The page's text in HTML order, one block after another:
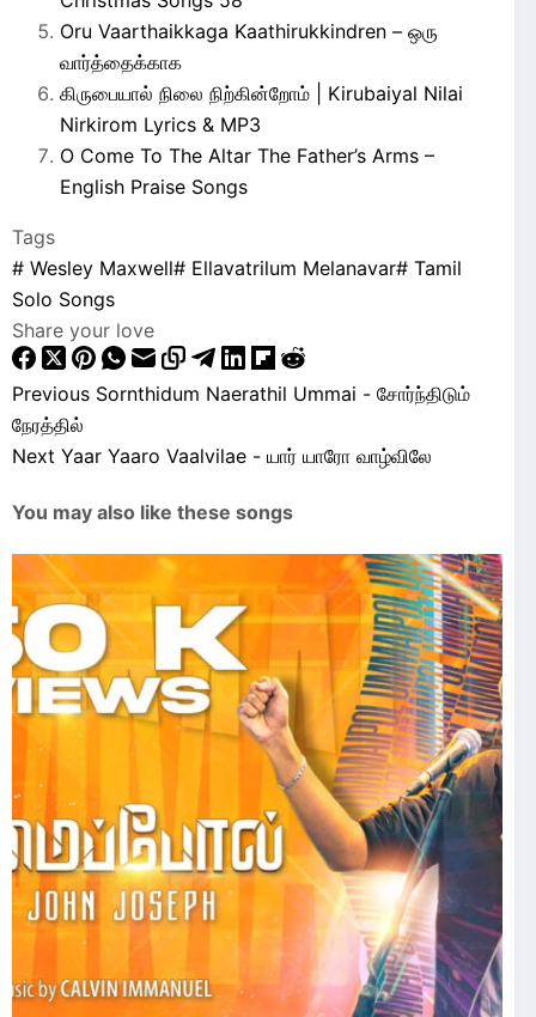
Oru Vaarthaikkaga Kaathirukkindren – ஒரு
வார்த்தைக்காக
கிருபையால் நிலை நிற்கின்றோம் | Kirubaiyal Nilai
Nirkirom Lyrics & MP3
O Come To The Altar The Father’s Arms –
English Praise Songs
Tags
# Wesley Maxwell# Ellavatrilum Melanavar# Tamil
Solo Songs
Share your love
Previous Sornthidum Naerathil Ummai - சோர்ந்திடும்
நேரத்தில்
Next Yaar Yaaro Vaalvilae - யார் யாரோ வாழ்விலே
You may also like these songs